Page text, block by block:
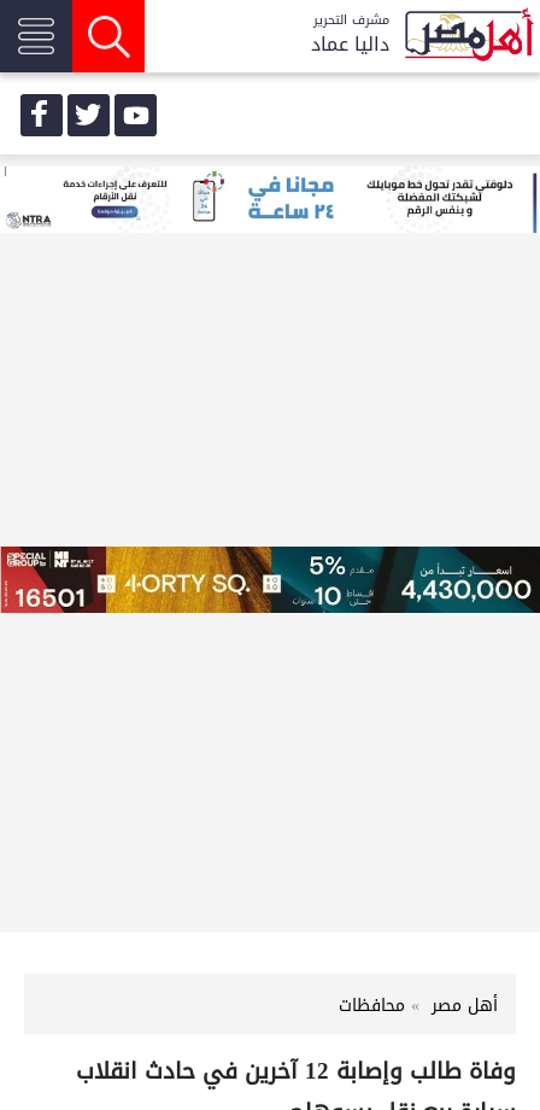
مشرف التحرير
داليا عماد
أهل مصر محافظات
وفاة طالب وإصابة 12 آخرين في حادث انقلاب